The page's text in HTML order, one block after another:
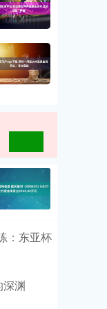
：东亚杯
深渊